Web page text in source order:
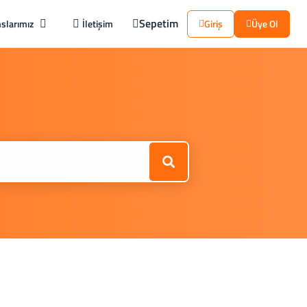
İletişim Sepetim Giriş Üye Ol